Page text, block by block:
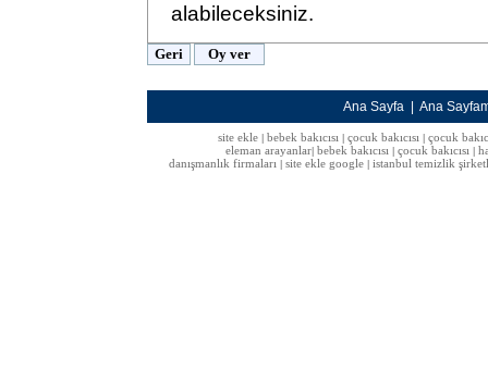
alabileceksiniz.
Ana Sayfa Ana
site ekle| bebek bakıcısı| çocuk bakıcısı| çocuk
eleman arayanlar bebek bakıcısı çocuk bakıcısı
danışmanlık firmaları
site ekle google istanbul temizlik